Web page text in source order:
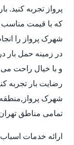
پرواز تجربه کنید.
که با قیمت مناسب
شهرک پرواز را
در زمینه حمل بار
و با خیال راحت می
رضایت بار تجربه
شهرک
تمامی مناطق
ارائه خدمات